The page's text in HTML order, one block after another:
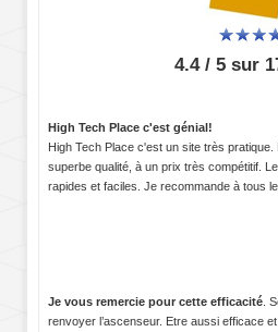
4.4 / 5 sur
High Tech Place c'est génial!
High Tech Place c'est un site très
superbe qualité, à un prix très compétitif.
rapides et faciles. Je recommande à tous
Je vous remercie pour cette efficacité .
renvoyer l’ascenseur. Etre aussi efficace